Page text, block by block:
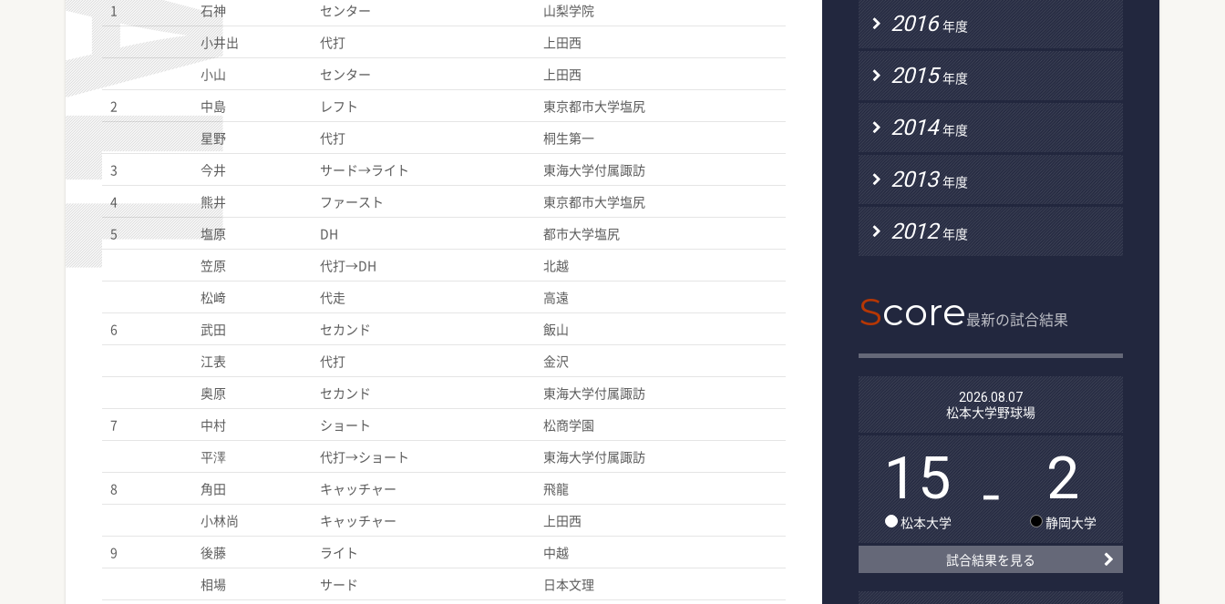
1
石神 センター
山梨学院
小井出
代打
上田西
小山
センター
上田西
2
中島 レフト
東京都市大学塩尻
星野
代打
桐生第一
3
今井 サード→ライト
東海大学付属諏訪
4
熊井 ファースト
東京都市大学塩尻
5
塩原 DH
都市大学塩尻
笠原
代打→DH
北越
松﨑
代走
高遠
6
武田 セカンド
飯山
江表
代打
金沢
奥原
セカンド
東海大学付属諏訪
7
中村 ショート
松商学園
平澤
代打→ショート
東海大学付属諏訪
8
角田 キャッチャー
飛龍
小林尚
キャッチャー
上田西
9
後藤 ライト
中越
相場
サード 日本文理
2016 年度
2015 年度
2014 年度
2013 年度
2012 年度
Score最新の試合結果
2026.08.07
松本大学野球場
15
松本大学 - 2
静岡大学
試合結果を見る